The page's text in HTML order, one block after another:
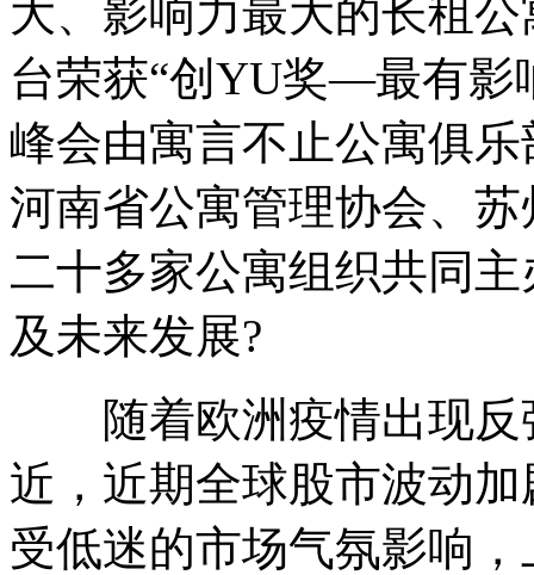
大、影响力最大的长租
台荣获“创YU奖—最有影
峰会由寓言不止公寓俱
河南省公寓管理协会、
二十多家公寓组织共同
及未来发展?
随着欧洲疫情出现反
近，近期全球股市波动
受低迷的市场气氛影响